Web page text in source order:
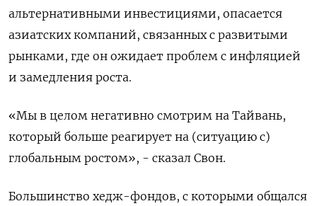
альтернативными инвестициями, опасается
азиатских компаний, связанных с развитыми
рынками, где он ожидает проблем с инфляцией
и замедления роста.
«Мы в целом негативно смотрим на Тайвань,
который больше реагирует на (ситуацию с)
глобальным ростом», - сказал Свон.
Большинство хедж-фондов, с которыми общался